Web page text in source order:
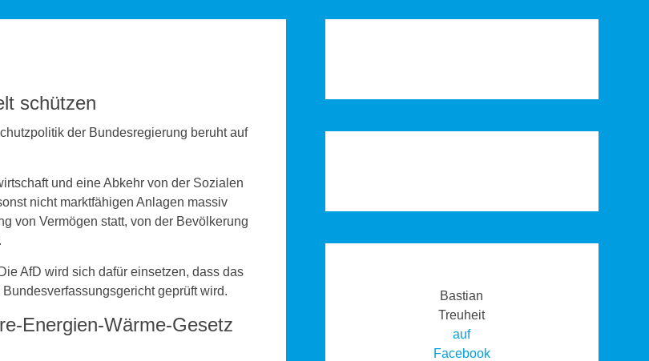
schützen
der Bundesregierung beruht auf
und eine Abkehr von der Sozialen
nicht marktfähigen Anlagen massiv
von Vermögen statt, von der Bevölkerung
AfD wird sich dafür einsetzen, dass das
geprüft wird.
Energien-Wärme-Gesetz
Bastian
Treuheit
auf
Facebook